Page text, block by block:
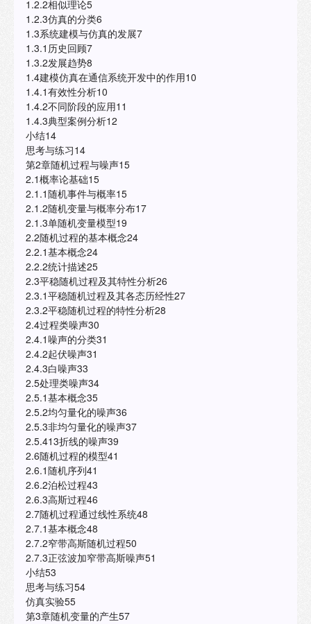
1.2.2相似理论5
1.2.3仿真的分类6
1.3系统建模与仿真的发展7
1.3.1历史回顾7
1.3.2发展趋势8
1.4建模仿真在通信系统开发中的作用10
1.4.1有效性分析10
1.4.2不同阶段的应用11
1.4.3典型案例分析12
小结14
思考与练习14
第2章随机过程与噪声15
2.1概率论基础15
2.1.1随机事件与概率15
2.1.2随机变量与概率分布17
2.1.3单随机变量模型19
2.2随机过程的基本概念24
2.2.1基本概念24
2.2.2统计描述25
2.3平稳随机过程及其特性分析26
2.3.1平稳随机过程及其各态历经性27
2.3.2平稳随机过程的特性分析28
2.4过程类噪声30
2.4.1噪声的分类31
2.4.2起伏噪声31
2.4.3白噪声33
2.5处理类噪声34
2.5.1基本概念35
2.5.2均匀量化的噪声36
2.5.3非均匀量化的噪声37
2.5.413折线的噪声39
2.6随机过程的模型41
2.6.1随机序列41
2.6.2泊松过程43
2.6.3高斯过程46
2.7随机过程通过线性系统48
2.7.1基本概念48
2.7.2窄带高斯随机过程50
2.7.3正弦波加窄带高斯噪声51
小结53
思考与练习54
仿真实验55
第3章随机变量的产生57